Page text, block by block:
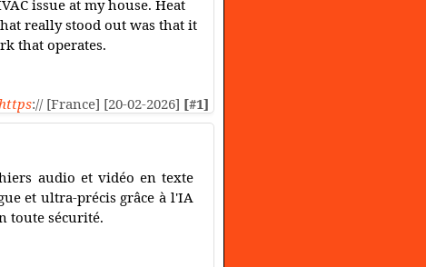
issue at my house. Heat
really stood out was that it
that operates.
:// [France] [20-02-2026] [#1]
audio et vidéo en texte
et ultra-précis grâce à l'IA
toute sécurité.